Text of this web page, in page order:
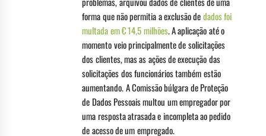
forma que não permitia a exclusão dedados foi
multada em € 14,5 milhões. A aplicação até o
momento veio principalmente de solicitações
dos clientes, mas as ações de execução das
solicitações dos funcionários também estão
aumentando. A Comissão búlgara de Proteção
de Dados Pessoais multou um empregador por
uma resposta atrasada e incompleta ao pedido
de acesso de um empregado.